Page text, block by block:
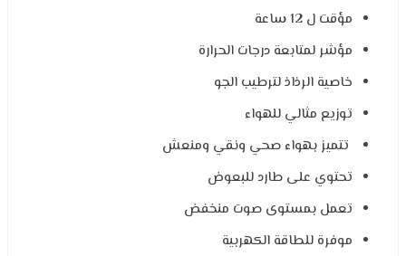
مؤقت ل 12 ساعة
مؤشر لمتابعة درجات الحرارة
خاصية الرذاذ لترطيب الجو
توزيع مثالي للهواء
تتميز بهواء صحي ونقي ومنعش
تحتوي على طارد للبعوض
تعمل بمستوى صوت منخفض
موفرة للطاقة الكهربية